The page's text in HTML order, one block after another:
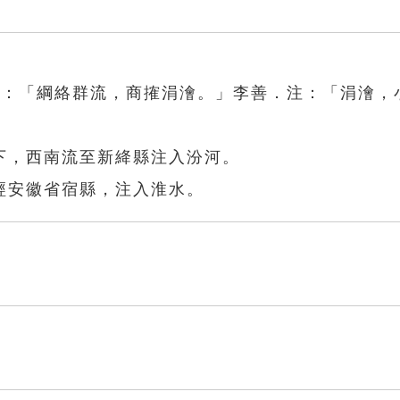
「綱絡群流，商搉涓澮。」李善．注：「涓澮，
西南流至新絳縣注入汾河。
徽省宿縣，注入淮水。